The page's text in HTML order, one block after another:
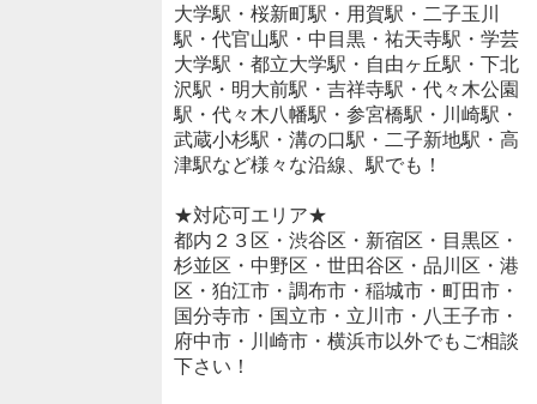
大学駅・桜新町駅・用賀駅・二子玉川
駅・代官山駅・中目黒・祐天寺駅・学芸
大学駅・都立大学駅・自由ヶ丘駅・下北
沢駅・明大前駅・吉祥寺駅・代々木公園
駅・代々木八幡駅・参宮橋駅・川崎駅・
武蔵小杉駅・溝の口駅・二子新地駅・高
津駅など様々な沿線、駅でも！
★対応可エリア★
都内２３区・渋谷区・新宿区・目黒区・
杉並区・中野区・世田谷区・品川区・港
区・狛江市・調布市・稲城市・町田市・
国分寺市・国立市・立川市・八王子市・
府中市・川崎市・横浜市以外でもご相談
下さい！